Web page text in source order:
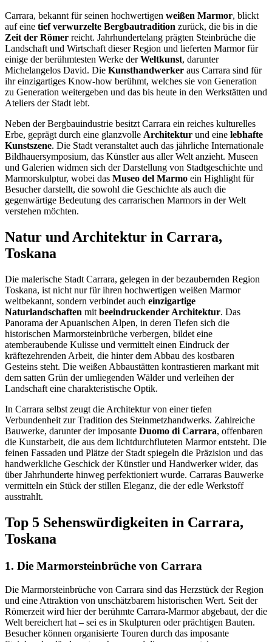
Carrara, bekannt für seinen hochwertigen weißen Marmor, blickt
auf eine tief verwurzelte Bergbautradition zurück, die bis in die
Zeit der Römer reicht. Jahrhundertelang prägten Steinbrüche die
Landschaft und Wirtschaft dieser Region und lieferten Marmor für
einige der berühmtesten Werke derWeltkunst, darunter
Michelangelos David. Die Kunsthandwerker aus Carrara sind für
ihr einzigartiges Know-how berühmt, welches sie von Generation
zu Generation weitergeben und das bis heute in den Werkstätten und
Ateliers der Stadt lebt.
Neben der Bergbauindustrie besitzt Carrara ein reiches kulturelles
Erbe, geprägt durch eine glanzvolle Architektur und eine lebhafte
Kunstszene. Die Stadt veranstaltet auch das jährliche Internationale
Bildhauersymposium, das Künstler aus aller Welt anzieht. Museen
und Galerien widmen sich der Darstellung von Stadtgeschichte und
Marmorskulptur, wobei das Museo del Marmo ein Highlight für
Besucher darstellt, die sowohl die Geschichte als auch die
gegenwärtige Bedeutung des carrarischen Marmors in der Welt
verstehen möchten.
Natur und Architektur in Carrara,
Toskana
Die malerische Stadt Carrara, gelegen in der bezaubernden Region
Toskana, ist nicht nur für ihren hochwertigen weißen Marmor
weltbekannt, sondern verbindet auch einzigartige
Naturlandschaften mit beeindruckender Architektur. Das
Panorama der Apuanischen Alpen, in deren Tiefen sich die
historischen Marmorsteinbrüche verbergen, bildet eine
atemberaubende Kulisse und vermittelt einen Eindruck der
kräftezehrenden Arbeit, die hinter dem Abbau des kostbaren
Gesteins steht. Die weißen Abbaustätten kontrastieren markant mit
dem satten Grün der umliegenden Wälder und verleihen der
Landschaft eine charakteristische Optik.
In Carrara selbst zeugt die Architektur von einer tiefen
Verbundenheit zur Tradition des Steinmetzhandwerks. Zahlreiche
Bauwerke, darunter der imposante Duomo di Carrara, offenbaren
die Kunstarbeit, die aus dem lichtdurchfluteten Marmor entsteht. Die
feinen Fassaden und Plätze der Stadt spiegeln die Präzision und das
handwerkliche Geschick der Künstler und Handwerker wider, das
über Jahrhunderte hinweg perfektioniert wurde. Carraras Bauwerke
vermitteln ein Stück der stillen Eleganz, die der edle Werkstoff
ausstrahlt.
Top 5 Sehenswürdigkeiten in Carrara,
Toskana
1. Die Marmorsteinbrüche von Carrara
Die Marmorsteinbrüche von Carrara sind das Herzstück der Region
und eine Attraktion von unschätzbarem historischen Wert. Seit der
Römerzeit wird hier der berühmte Carrara-Marmor abgebaut, der die
Welt bereichert hat – sei es in Skulpturen oder prächtigen Bauten.
Besucher können organisierte Touren durch das imposante